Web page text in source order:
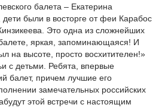
балета – Екатерина
были в восторге от феи Карабос
Это одна из сложнейших
яркая, запоминающаяся! И
на высоте, просто восхитителен!»
с детьми. Ребята, впервые
балет, причем лучшие его
замечательных российских
этой встречи с настоящим